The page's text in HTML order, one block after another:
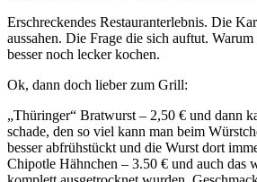
Erschreckendes Restauranterlebnis. Die
aussahen. Die Frage die sich auftut.
besser noch lecker kochen.
Ok, dann doch lieber zum Grill:
„Thüringer“ Bratwurst – 2,50 € und dann
schade, den so viel kann man beim
besser abfrühstückt und die Wurst dort
Chipotle Hähnchen – 3.50 € und auch das